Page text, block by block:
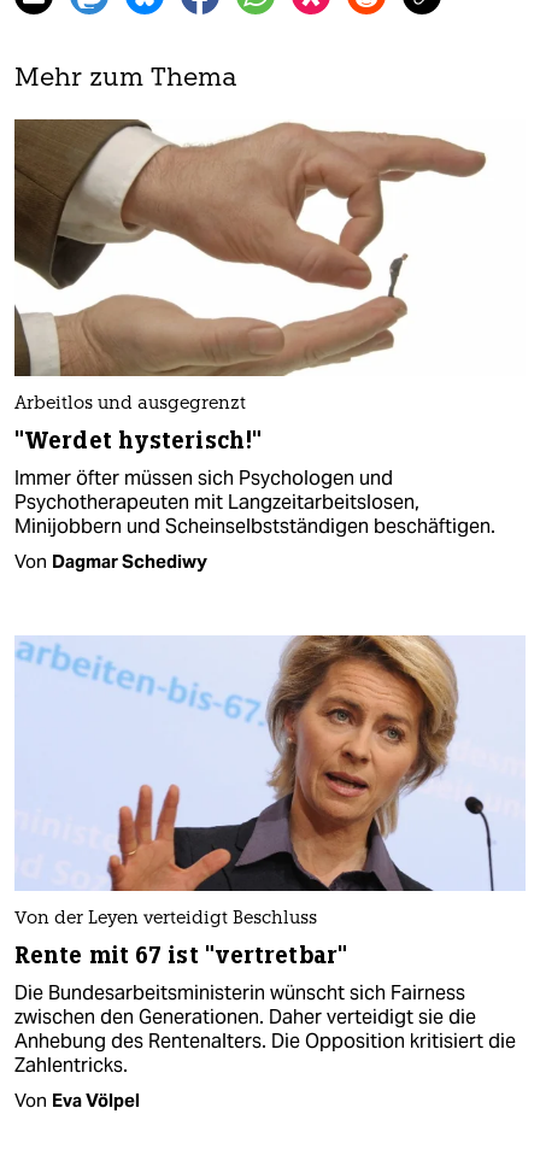
Mehr zum Thema
Arbeitlos und ausgegrenzt
"Werdet hysterisch!"
Immer öfter müssen sich Psychologen und
Psychotherapeuten mit Langzeitarbeitslosen,
Minijobbern und Scheinselbstständigen beschäftigen.
Von Dagmar Schediwy
Von der Leyen verteidigt Beschluss
Rente mit 67 ist "vertretbar"
Die Bundesarbeitsministerin wünscht sich Fairness
zwischen den Generationen. Daher verteidigt sie die
Anhebung des Rentenalters. Die Opposition kritisiert die
Zahlentricks.
Von Eva Völpel